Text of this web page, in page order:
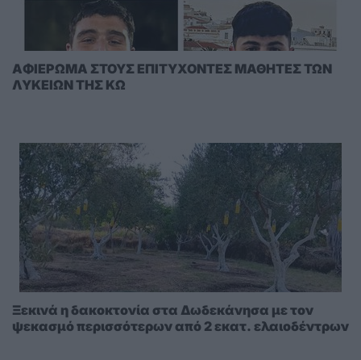
AΦΙΕΡΩΜΑ ΣΤΟΥΣ ΕΠΙΤΥΧΟΝΤΕΣ ΜΑΘΗΤΕΣ ΤΩΝ
ΛΥΚΕΙΩΝ ΤΗΣ ΚΩ
Ξεκινά η δακοκτονία στα Δωδεκάνησα με τον
ψεκασμό περισσότερων από 2 εκατ. ελαιοδέντρων